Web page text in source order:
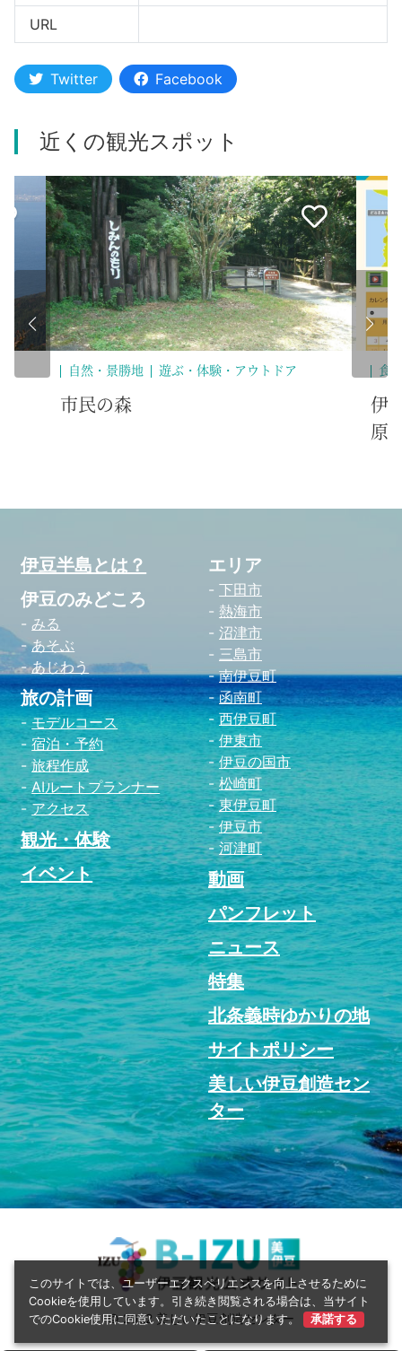
URL
Twitter Facebook
近くの観光スポット
自然・景勝地 遊ぶ・体験・アウトドア
市民の森
食
伊
原
このサイトでは、ユーザーエクスペリエンスを向上させるために
Cookieを使用しています。引き続き閲覧される場合は、当サイト
でのCookie使用に同意いただいたことになります。
承諾する
伊豆半島とは？
伊豆のみどころ
みる
あそぶ
あじわう
旅の計画
モデルコース
宿泊・予約
旅程作成
AIルートプランナー
アクセス
観光・体験
イベント
エリア
下田市
熱海市
沼津市
三島市
南伊豆町
函南町
西伊豆町
伊東市
伊豆の国市
松崎町
東伊豆町
伊豆市
河津町
動画
パンフレット
ニュース
特集
北条義時ゆかりの地
サイトポリシー
美しい伊豆創造セン
ター
© 2022 美しい伊豆創造センター